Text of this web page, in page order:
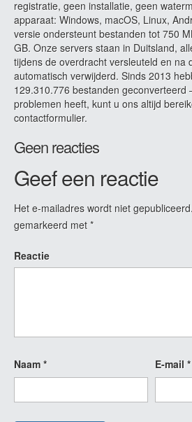
registratie, geen installatie, geen
apparaat: Windows, macOS, Linux,
versie ondersteunt bestanden tot 750
GB. Onze servers staan in Duitsland,
tijdens de overdracht versleuteld en na
automatisch verwijderd. Sinds 2013
129.310.776 bestanden geconverteerd
problemen heeft, kunt u ons altijd
contactformulier.
Geen reacties
Geef een reactie
Het e-mailadres wordt niet gepubliceerd.
gemarkeerd met *
Reactie
Naam * E-mail *